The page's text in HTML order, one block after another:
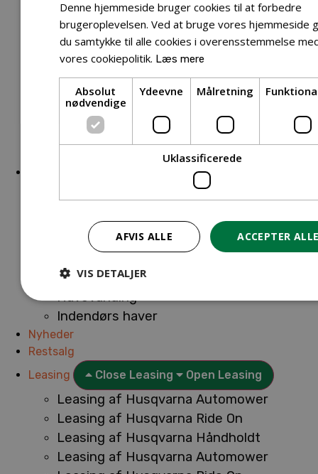
Reservedele Løvblæsere
Reservedele Motorsave
Reservedele Plæneklippere
Reservedele Robotplæneklippere
Reservedele Hækkeklippere
Reservedele Ride-on
Reservedele Skæremaskiner
Reservedele Trimmere
Havedekoration
Havevanding
Havedekoration
Havevanding
Indendørs haver
Nyheder
Restsalg
Leasing
Close Leasing Open Leasing
Leasing af Husqvarna Automower
Leasing af Husqvarna Ride On
Leasing af Husqvarna Håndholdt
Leasing af Husqvarna Automower
Denne hjemmeside bruger cookies til at forbedre
brugeroplevelsen. Ved at bruge vores hjemmeside
du samtykke til alle cookies i overensstemmelse
vores cookiepolitik. Læs mere
Absolut
nødvendige
Ydeevne Målretning
Uklassificerede
ACCEPTER
AFVIS ALLE
VIS DETALJER